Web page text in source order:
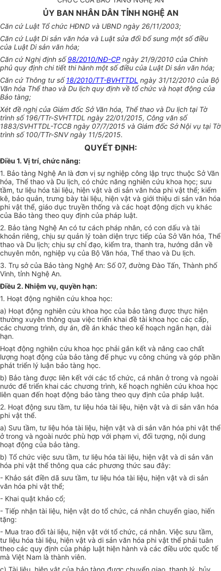
ỦY BAN NHÂN DÂN TỈNH NGHỆ AN
Căn cứ Luật Tổ chức HĐND và UBND ngày 26/11/2003;
Căn cứLuật Di sản văn hóa và Luật sửa đổibổ sung một số điều
của Luật Di sản văn hóa;
Căn cứNghị định số 98/2010/NĐ-CP ngày 21/9/2010 của Chính
phủ quy định chi tiết thi hành một số điều của Luật Di sản văn hóa;
Căn cứ Thông tư số18/2010/TT-BVHTTDL ngày 31/12/2010 của Bộ
Văn hóa Thể thao và Du lịch quy định về tổ chức và hoạt động của
Bảo tàng;
Xét đề nghị của Giám đốc Sở Văn hóa, Thể thao và Du lịch tại Tờ
trình số 196/TTr-SVHTTDL ngày 22/01/2015, Công văn số
1883/SVHTTDL-TCCB ngày 07/7/2015 và Giám đốc Sở Nội vụ tại Tờ
trình số 100/TTr-SNV ngày 11/5/2015.
QUYẾT ĐỊNH:
Điều 1. Vị trí, chức năng:
1. Bảo tàng Nghệ An là đơn vị sự nghiệp công lập trực thuộc Sở Văn
hóa, Thể thao và Du lịch, có chức năng nghiên cứu khoa học; sưu
tầm, tư liệu hóa tài liệu, hiện vật và di sản văn hóa phi vật thể; kiểm
kê, bảo quản, trưng bày tài liệu, hiện vật và giới thiệu di sản văn hóa
phi vật thể, giáo dục truyền thống và các hoạt động dịch vụ khác
của Bảo tàng theo quy định của pháp luật.
2. Bảo tàng Nghệ An có tư cách pháp nhân, có con dấu và tài
khoản riêng, chịu sự quản lý toàn diện trực tiếp của Sở Văn hóa, Thể
thao và Du lịch; chịu sự chỉ đạo, kiểm tra, thanh tra, hướng dẫn về
chuyên môn, nghiệp vụ của Bộ Văn hóa, Thể thao và Du lịch.
3. Trụ sởcủa Bảo tàng Nghệ An: Số 07, đường Đào Tấn, Thành phố
Vinh, tỉnh Nghệ An.
Điều 2. Nhiệm vụ, quyền hạn:
1. Hoạt động nghiên cứu khoa học:
a) Hoạt động nghiên cứu khoa học của bảo tàng được thực hiện
thường xuyên thông qua việc triển khai đề tài khoa học các cấp,
các chương trình, dự án, đề án khác theo kế hoạch ngắn hạn, dài
hạn.
Hoạt động nghiên cứu khoa học phải gắn kết và nâng cao chất
lượng hoạt động của bảo tàng để phục vụ công chúng và góp phần
phát triển lý luận bảo tàng học.
b) Bảo tàng được liên kết với các tổ chức, cá nhân ở trong và ngoài
nước để triển khai các chương trình, kế hoạch nghiên cứu khoa học
liên quan đến hoạt động bảo tàng theo quy định của pháp luật.
2. Hoạt động sưu tầm, tư liệu hóa tài liệu, hiện vật và di sản văn hóa
phi vật thể.
a) Sưu tầm, tư liệu hóa tài liệu, hiện vật và di sản văn hóa phi vật thể
ở trong và ngoài nước phù hợp với phạm vi, đối tượng, nội dung
hoạt động của bảo tàng.
b) Tổ chức việc sưu tầm, tư liệu hóa tài liệu, hiện vật và di sản văn
hóa phi vật thể thông qua các phương thức sau đây:
- Khảo sát điền dã sưu tầm, tư liệu hóa tài liệu, hiện vật và di sản
văn hóa phi vật thể;
- Khai quật khảo cổ;
- Tiếp nhận tài liệu, hiện vật do tổ chức, cá nhân chuyển giao, hiến
tặng:
- Mua trao đổi tài liệu, hiện vật với tổ chức, cá nhân. Việc sưu tầm,
tư liệu hóa tài liệu, hiện vật và di sản văn hóa phi vật thể phải tuân
theo các quy định của pháp luật hiện hành và các điều ước quốc tế
mà Việt Nam là thành viên.
c) Tài liệu, hiện vật của bảo tàng được chuyển giao, thanh lý, hủy